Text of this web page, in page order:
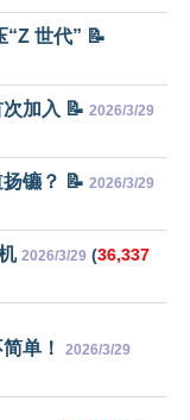
“Z 世代” 📝
加入 📝 2026/3/29
镳？ 📝 2026/3/29
2026/3/29 (36,337
单！ 2026/3/29